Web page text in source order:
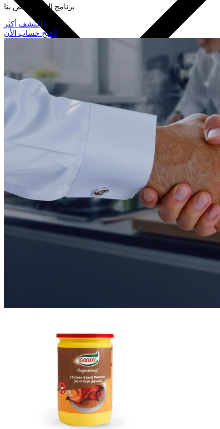
برنامج الولاء الخاص بنا
إكتشف أكثر
أفتح حساب الأن!